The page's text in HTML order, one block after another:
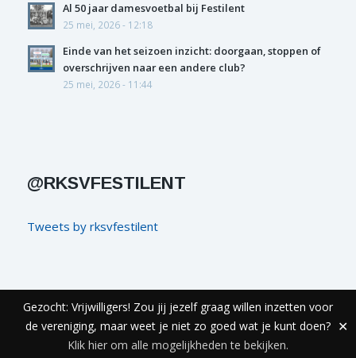
Gezocht: Vrijwilligers! Zou jij jezelf graag willen inzetten voor
de vereniging, maar weet je niet zo goed wat je kunt doen?
Klik hier om alle mogelijkheden te bekijken.
✕
Al 50 jaar damesvoetbal bij Festilent
25 mei, 2026 - 12:18
Einde van het seizoen inzicht: doorgaan, stoppen of
overschrijven naar een andere club?
25 mei, 2026 - 11:44
@RKSVFESTILENT
Tweets by rksvfestilent
© COPYRIGHT FESTILENT - REALISATIE
ECHT ONLINE
Privacyverklaring & Disclaimer
Colofon Contact
Alcoholbeleid Festilent